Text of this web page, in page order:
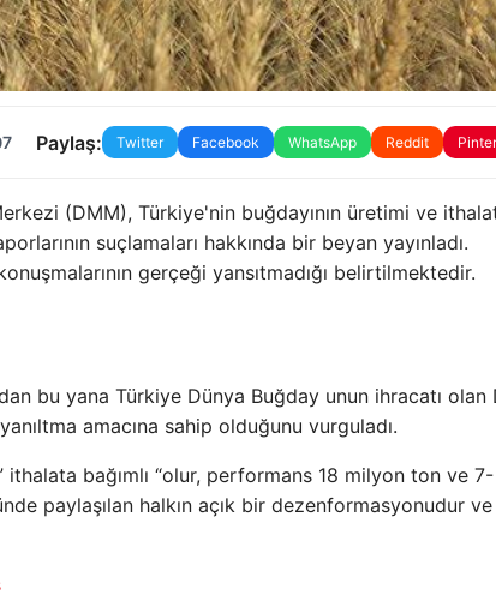
Paylaş: Twitter Facebook WhatsApp Reddit
(DMM), Türkiye'nin buğdayının üretimi ve
suçlamaları hakkında bir beyan yayınladı.
gerçeği yansıtmadığı belirtilmektedir.
bu yana Türkiye Dünya Buğday unun ihracatı olan
amacına sahip olduğunu vurguladı.
bağımlı “olur, performans 18 milyon ton ve 7-
paylaşılan halkın açık bir dezenformasyonudur ve